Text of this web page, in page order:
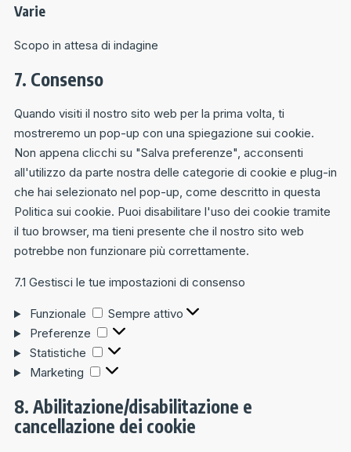
Varie
Scopo in attesa di indagine
7. Consenso
Quando visiti il nostro sito web per la prima volta, ti
mostreremo un pop-up con una spiegazione sui cookie.
Non appena clicchi su "Salva preferenze", acconsenti
all'utilizzo da parte nostra delle categorie di cookie e plug-in
che hai selezionato nel pop-up, come descritto in questa
Politica sui cookie. Puoi disabilitare l'uso dei cookie tramite
il tuo browser, ma tieni presente che il nostro sito web
potrebbe non funzionare più correttamente.
7.1 Gestisci le tue impostazioni di consenso
Funzionale
Sempre attivo
Preferenze
Statistiche
Marketing
8. Abilitazione/disabilitazione e
cancellazione dei cookie